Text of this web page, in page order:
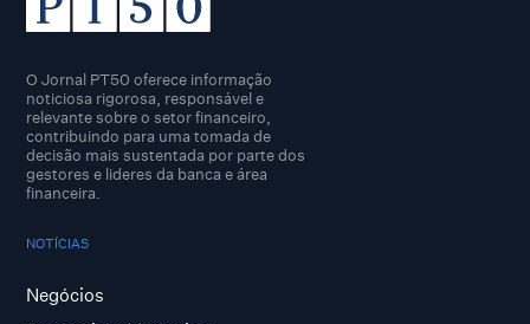
O Jornal PT50 oferece informação
noticiosa rigorosa, responsável e
relevante sobre o setor financeiro,
contribuindo para uma tomada de
decisão mais sustentada por parte dos
gestores e lideres da banca e área
financeira.
NOTÍCIAS
Negócios